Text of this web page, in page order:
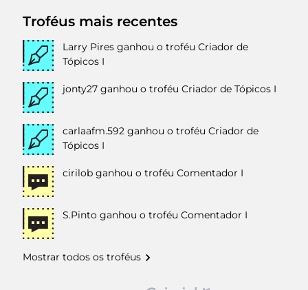
Troféus mais recentes
Larry Pires ganhou o troféu Criador de
Tópicos I
jonty27 ganhou o troféu Criador de Tópicos I
carlaafm.592 ganhou o troféu Criador de
Tópicos I
cirilob ganhou o troféu Comentador I
S.Pinto ganhou o troféu Comentador I
Mostrar todos os troféus